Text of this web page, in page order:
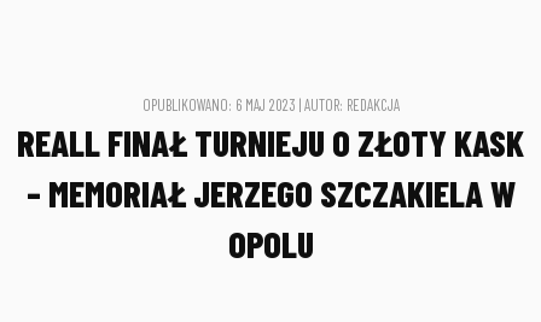
OPUBLIKOWANO: 6 MAJ 2023 | AUTOR: REDAKCJA
REALL FINAŁ TURNIEJU O ZŁOTY KASK
– MEMORIAŁ JERZEGO SZCZAKIELA W
OPOLU